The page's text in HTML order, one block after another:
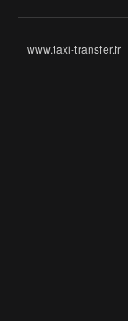
www.taxi-transfer.fr